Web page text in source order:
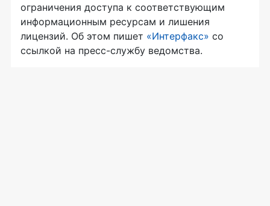
ограничения доступа к соответствующим
информационным ресурсам и лишения
лицензий. Об этом пишет «Интерфакс» со
ссылкой на пресс-службу ведомства.